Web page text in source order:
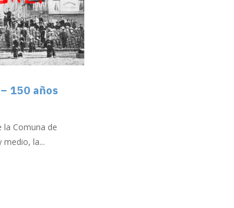
150 años
la Comuna de
medio, la...